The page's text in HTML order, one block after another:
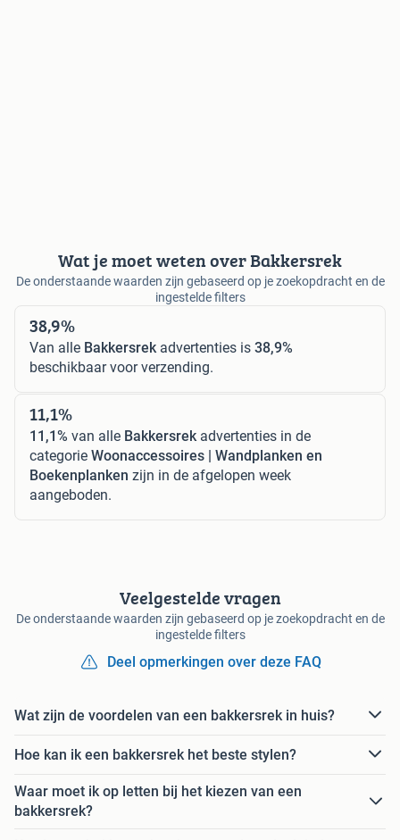
Wat je moet weten over Bakkersrek
De onderstaande waarden zijn gebaseerd op je zoekopdracht en de
ingestelde filters
38,9%
Van alle Bakkersrekadvertenties is 38,9%
beschikbaar voor verzending.
11,1%
11,1% van alle Bakkersrekadvertenties in de
categorie Woonaccessoires | Wandplanken en
Boekenplanken zijn in de afgelopen week
aangeboden.
Veelgestelde vragen
De onderstaande waarden zijn gebaseerd op je zoekopdracht en de
ingestelde filters
Deel opmerkingen over deze FAQ
Wat zijn de voordelen van een bakkersrek in huis?
Hoe kan ik een bakkersrek het beste stylen?
Waar moet ik op letten bij het kiezen van een
bakkersrek?